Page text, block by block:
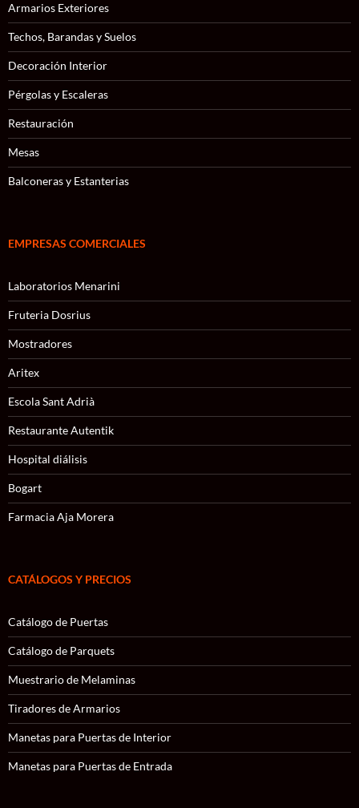
Armarios Exteriores
Techos, Barandas y Suelos
Decoración Interior
Pérgolas y Escaleras
Restauración
Mesas
Balconeras y Estanterias
EMPRESAS COMERCIALES
Laboratorios Menarini
Fruteria Dosrius
Mostradores
Aritex
Escola Sant Adrià
Restaurante Autentik
Hospital diálisis
Bogart
Farmacia Aja Morera
CATÁLOGOS Y PRECIOS
Catálogo de Puertas
Catálogo de Parquets
Muestrario de Melaminas
Tiradores de Armarios
Manetas para Puertas de Interior
Manetas para Puertas de Entrada